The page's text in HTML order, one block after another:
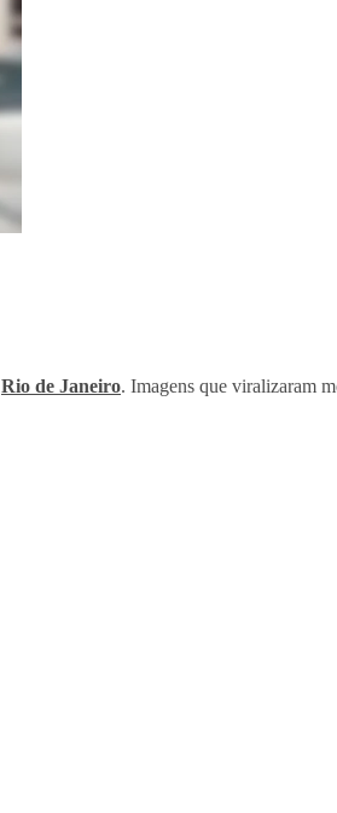
Rio de Janeiro. Imagens que viralizaram